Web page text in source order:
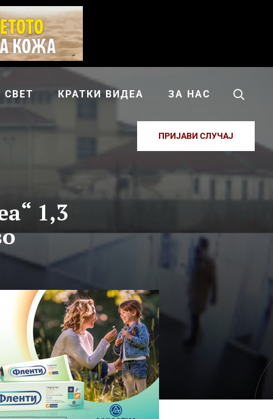
СВЕТ КРАТКИ ВИДЕА ЗА НАС
ПРИЈАВИ СЛУЧАЈ
1,3